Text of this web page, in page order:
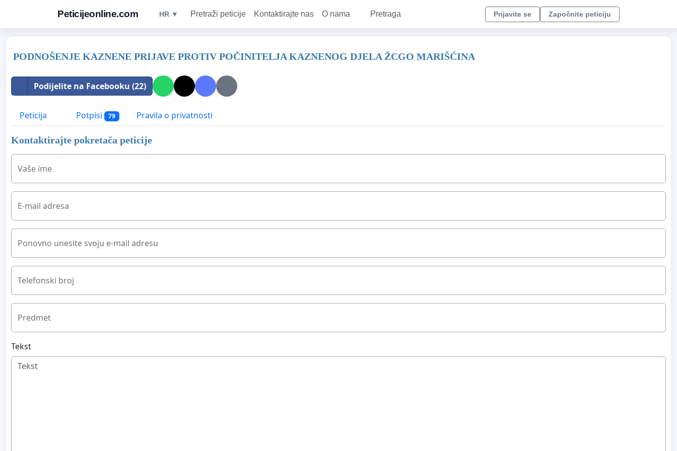
Peticijeonline.com HR ▼ Pretraži peticije Kontaktirajte nas O nama Pretraga Prijavite se Započnite peticiju
PODNOŠENJE KAZNENE PRIJAVE PROTIV POČINITELJA KAZNENOG DJELA ŽCGO MARIŠĆINA
Podijelite na Facebooku (22)
Peticija Potpisi 79 Pravila o privatnosti
Kontaktirajte pokretača peticije
Vaše ime
E-mail adresa
Ponovno unesite svoju e-mail adresu
Telefonski broj
Predmet
Tekst